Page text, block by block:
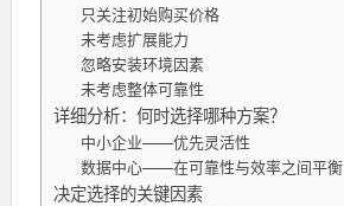
只关注初始购买价格
未考虑扩展能力
忽略安装环境因素
未考虑整体可靠性
详细分析：何时选择哪种方案？
中小企业——优先灵活性
数据中心——在可靠性与效率之间平衡
决定选择的关键因素